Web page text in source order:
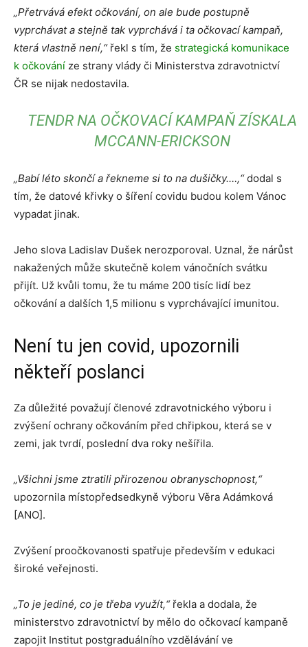
„Přetrvává efekt očkování, on ale bude postupně
vyprchávat a stejně tak vyprchává i ta očkovací kampaň,
která vlastně není,“řekl s tím, že strategická komunikace
k očkování ze strany vlády či Ministerstva zdravotnictví
ČR se nijak nedostavila.
TENDR NA OČKOVACÍ KAMPAŇ ZÍSKALA
MCCANN-ERICKSON
„Babí léto skončí a řekneme si to na dušičky.…,“dodal s
tím, že datové křivky o šíření covidu budou kolem Vánoc
vypadat jinak.
Jeho slova Ladislav Dušek nerozporoval. Uznal, že nárůst
nakažených může skutečně kolem vánočních svátku
přijít. Už kvůli tomu, že tu máme 200 tisíc lidí bez
očkování a dalších 1,5 milionu s vyprchávající imunitou.
Není tu jen covid, upozornili
někteří poslanci
Za důležité považují členové zdravotnického výboru i
zvýšení ochrany očkováním před chřipkou, která se v
zemi, jak tvrdí, poslední dva roky nešířila.
„Všichni jsme ztratili přirozenou obranyschopnost,“
upozornila místopředsedkyně výboru Věra Adámková
[ANO].
Zvýšení proočkovanosti spatřuje především v edukaci
široké veřejnosti.
„To je jediné, co je třeba využít,“řekla a dodala, že
ministerstvo zdravotnictví by mělo do očkovací kampaně
zapojit Institut postgraduálního vzdělávání ve